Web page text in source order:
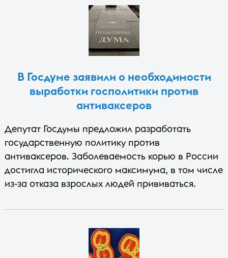
В Госдуме заявили о необходимости
выработки госполитики против
антиваксеров
Депутат Госдумы предложил разработать
государственную политику против
антиваксеров. Заболеваемость корью в России
достигла исторического максимума, в том числе
из-за отказа взрослых людей прививаться.